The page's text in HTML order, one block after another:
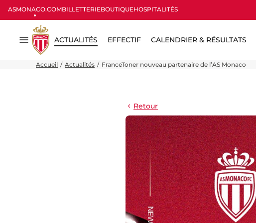
ASMONACO.COMBILLETTERIEBOUTIQUEHOSPITALITÉS
Menu
ACTUALITÉS EFFECTIF CALENDRIER & RÉSULTATS
Accueil Actualités FranceToner nouveau partenaire de l’AS Monaco
Retour